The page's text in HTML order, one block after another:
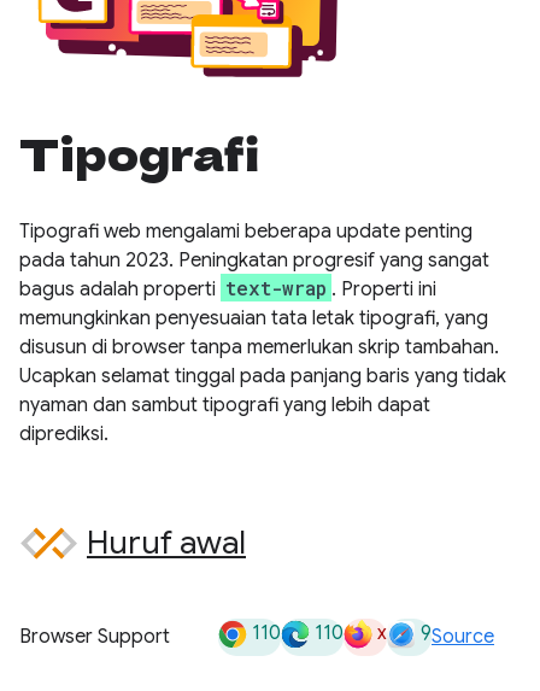
Tipografi
Tipografi web mengalami beberapa update penting
pada tahun 2023. Peningkatan progresif yang sangat
bagus adalah properti text-wrap . Properti ini
memungkinkan penyesuaian tata letak tipografi, yang
disusun di browser tanpa memerlukan skrip tambahan.
Ucapkan selamat tinggal pada panjang baris yang tidak
nyaman dan sambut tipografi yang lebih dapat
diprediksi.
Huruf awal
Browser Support 110 110 x 9Source